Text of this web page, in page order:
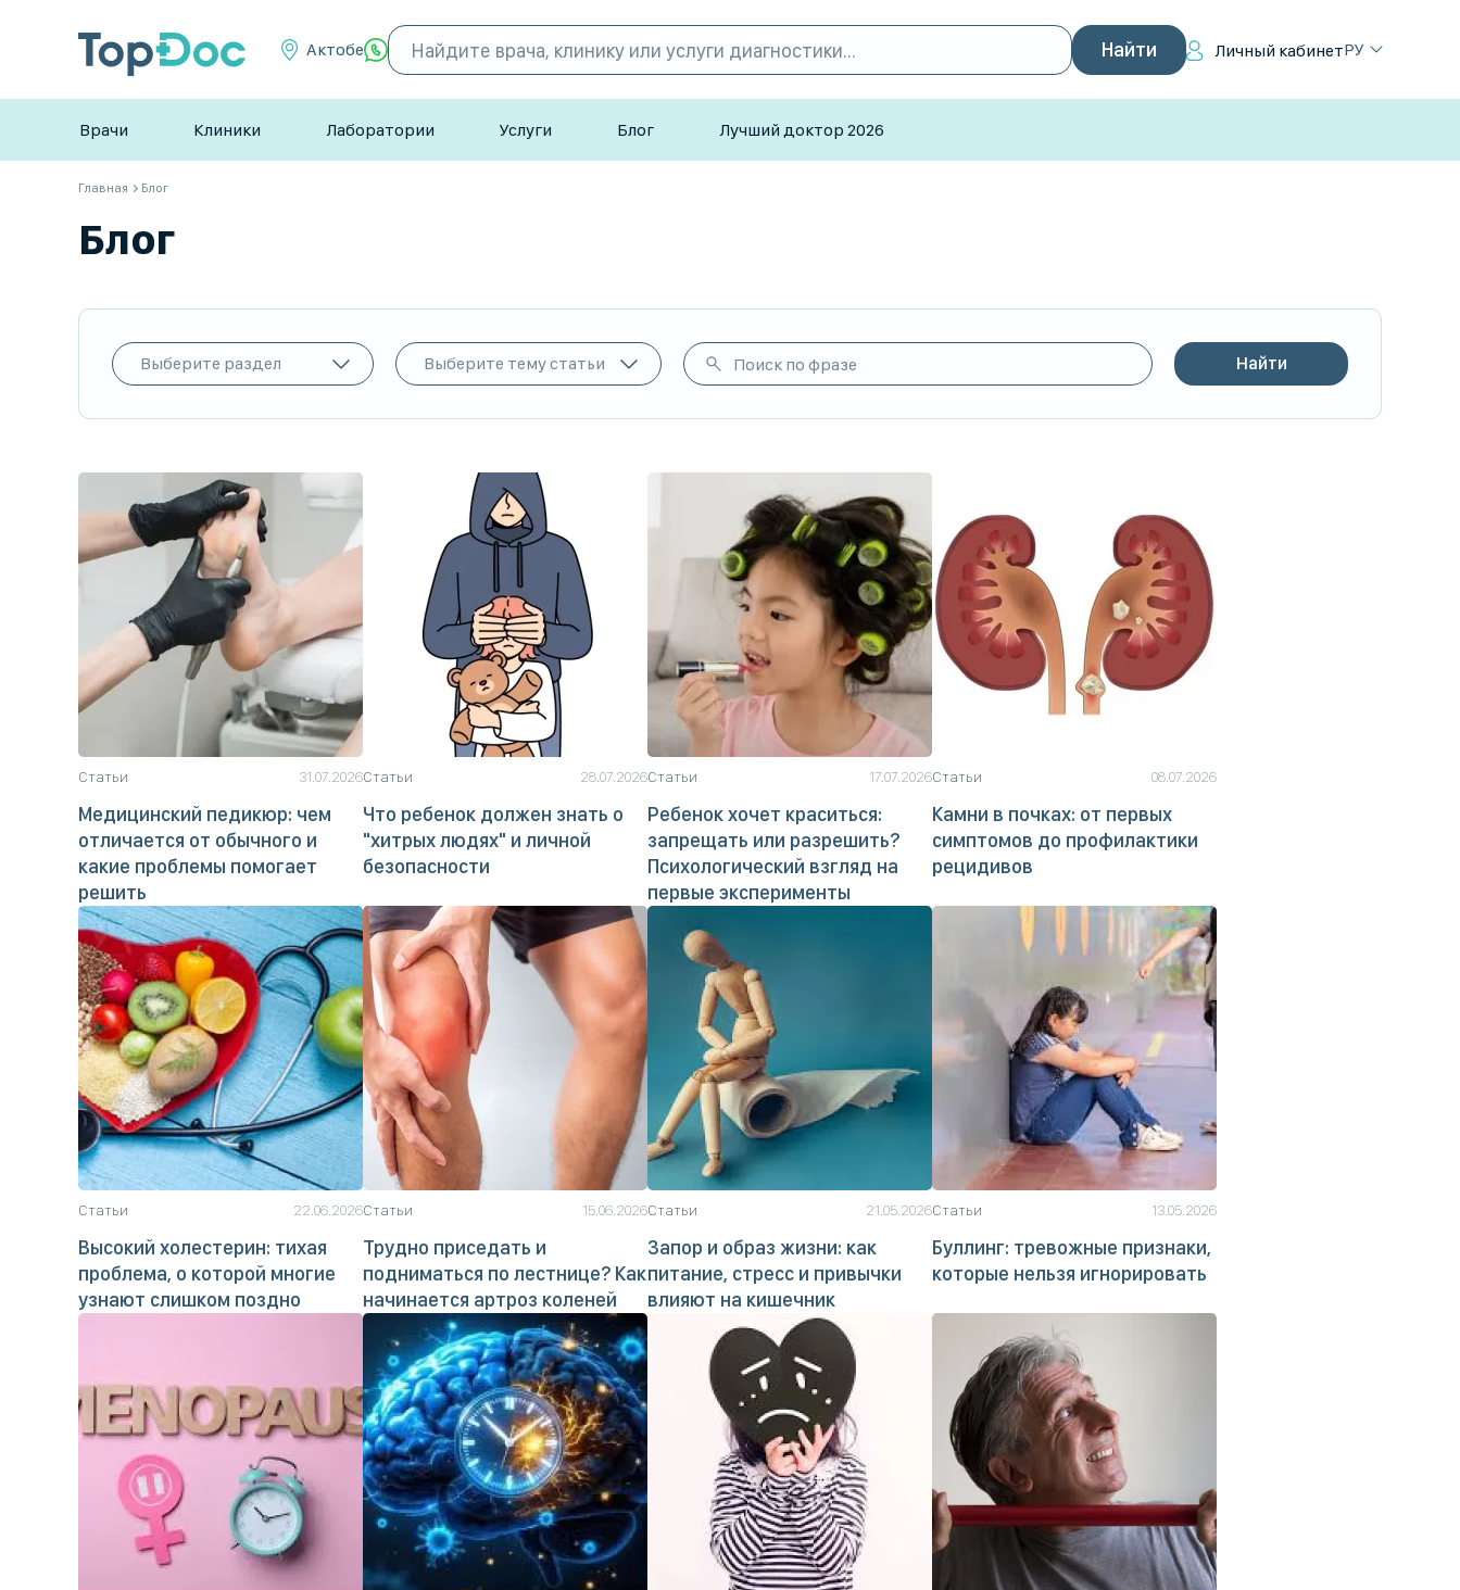
Актобе Личный кабинетРУ
Врачи Клиники Лаборатории Услуги Блог Лучший доктор 2026
Главная Блог
Блог
Выберите раздел Выберите тему статьи
Статьи 31.07.2026
Медицинский педикюр: чем
отличается от обычного и
какие проблемы помогает
решить
Статьи 28.07.2026
Что ребенок должен знать о
"хитрых людях" и личной
безопасности
Статьи 17.07.2026
Ребенок хочет краситься:
запрещать или разрешить?
Психологический взгляд на
первые эксперименты
Статьи 08.07.2026
Камни в почках: от первых
симптомов до профилактики
рецидивов
Статьи 22.06.2026
Высокий холестерин: тихая
проблема, о которой многие
узнают слишком поздно
Статьи 15.06.2026
Трудно приседать и
подниматься по лестнице? Как
начинается артроз коленей
Статьи 21.05.2026
Запор и образ жизни: как
питание, стресс и привычки
влияют на кишечник
Статьи 13.05.2026
Буллинг: тревожные признаки,
которые нельзя игнорировать